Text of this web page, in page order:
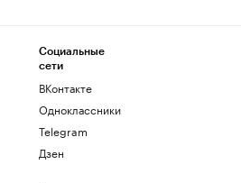
Социальные
сети
ВКонтакте
Одноклассники
Telegram
Дзен